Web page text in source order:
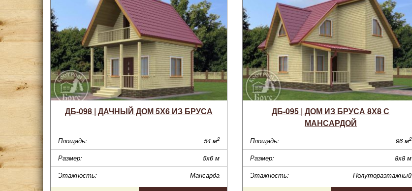
ДБ-098 | ДАЧНЫЙ ДОМ 5Х6 ИЗ БРУСА
Площадь: 54 м2
Размер:
5х6 м
Этажность:
Мансарда
ДБ-095 | ДОМ ИЗ БРУСА 8Х8 С
МАНСАРДОЙ
Площадь: 96 м2
Размер:
8х8 м
Этажность:
Полутораэтажный